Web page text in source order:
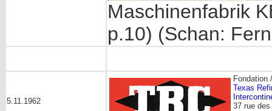
Maschinenfabrik
p.10) (Schan:
5.11.1962
Fondation
Texas
37 rue